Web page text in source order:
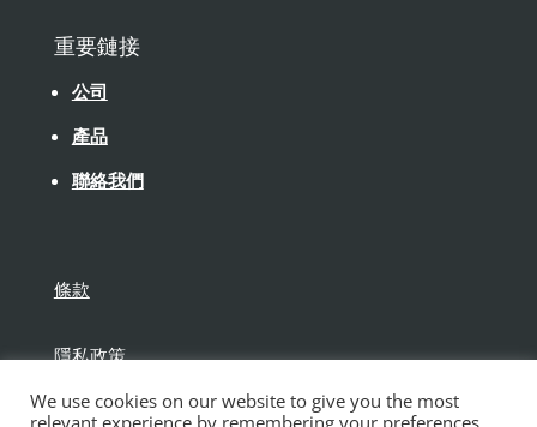
重要鏈接
公司
產品
聯絡我們
條款
隱私政策
免責聲明
We use cookies on our website to give you the most
relevant experience by remembering your preferences